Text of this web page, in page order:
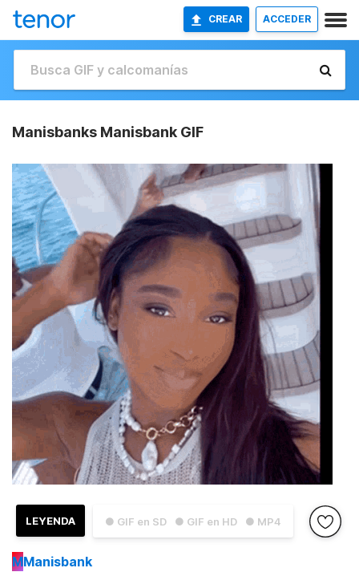
CREAR ACCEDER
Manisbanks Manisbank GIF
● GIF en SD ● GIF en HD ● MP4
LEYENDA
MManisbank